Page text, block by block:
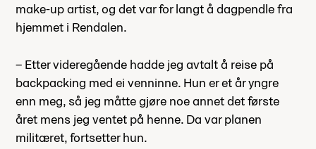
make-up artist, og det var for langt å dagpendle fra
hjemmet i Rendalen.
– Etter videregående hadde jeg avtalt å reise på
backpacking med ei venninne. Hun er et år yngre
enn meg, så jeg måtte gjøre noe annet det første
året mens jeg ventet på henne. Da var planen
militæret, fortsetter hun.